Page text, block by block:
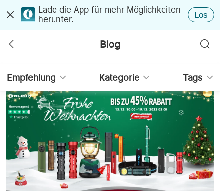
Lade die App für mehr Möglichkeiten
herunter.
Los
Blog
Empfehlung Kategorie Tags